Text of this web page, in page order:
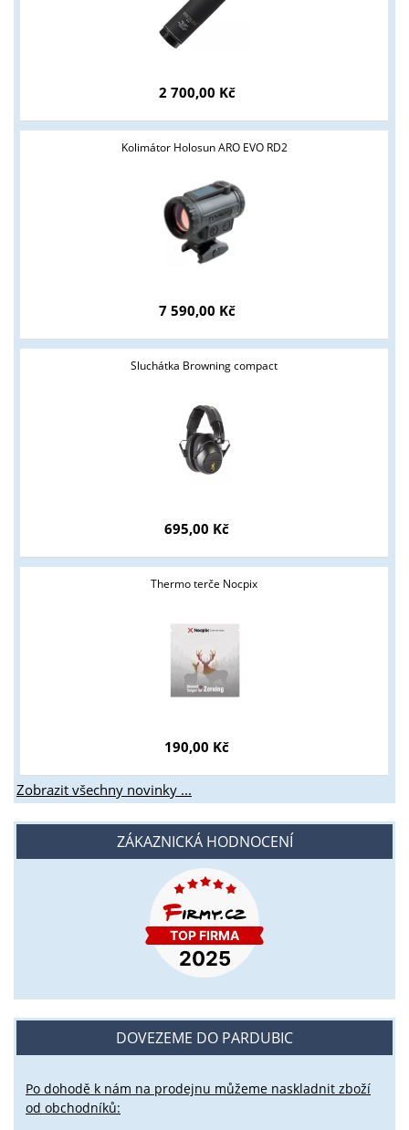
2 700,00 Kč
Kolimátor Holosun ARO EVO RD2
7 590,00 Kč
Sluchátka Browning compact
695,00 Kč
Thermo terče Nocpix
190,00 Kč
Zobrazit všechny novinky ...
ZÁKAZNICKÁ HODNOCENÍ
DOVEZEME DO PARDUBIC
Po dohodě k nám na prodejnu můžeme naskladnit zboží
od obchodníků:
Tyto stránky jsou určeny pouze odborné veřejnosti od 18 let a
ANO NE